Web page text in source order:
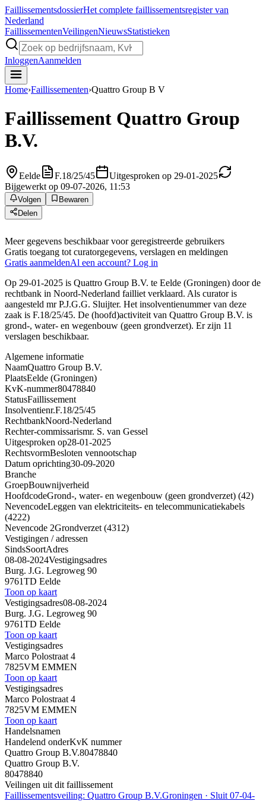
FaillissementsdossierHet complete faillissementsregister van
Nederland
FaillissementenVeilingenNieuwsStatistieken
InloggenAanmelden
Home›Faillissementen›Quattro Group B V
Faillissement Quattro Group
B.V.
Eelde F.18/25/45
Uitgesproken op 29-01-2025
Bijgewerkt op 09-07-2026, 11:53
Volgen
Bewaren
Delen
Meer gegevens beschikbaar voor geregistreerde gebruikers
Gratis toegang tot curatorgegevens, verslagen en meldingen
Gratis aanmeldenAl een account? Log in
Op 29-01-2025 is Quattro Group B.V. te Eelde (Groningen) door de
rechtbank in Noord-Nederland failliet verklaard. Als curator is
aangesteld mr P.J.G.G. Sluijter. Het insolventienummer van deze
zaak is F.18/25/45. De (hoofd)activiteit van Quattro Group B.V. is
grond-, water- en wegenbouw (geen grondverzet). Er zijn 11
verslagen beschikbaar.
Algemene informatie
NaamQuattro Group B.V.
PlaatsEelde (Groningen)
KvK-nummer80478840
StatusFaillissement
Insolventienr.F.18/25/45
RechtbankNoord-Nederland
Rechter-commissarismr. S. van Gessel
Uitgesproken op28-01-2025
RechtsvormBesloten vennootschap
Datum oprichting30-09-2020
Branche
GroepBouwnijverheid
HoofdcodeGrond-, water- en wegenbouw (geen grondverzet) (42)
NevencodeLeggen van elektriciteits- en telecommunicatiekabels
(4222)
Nevencode 2Grondverzet (4312)
Vestigingen / adressen
SindsSoortAdres
08-08-2024Vestigingsadres
Burg. J.G. Legroweg 90
9761TD Eelde
Toon op kaart
Vestigingsadres08-08-2024
Burg. J.G. Legroweg 90
9761TD Eelde
Toon op kaart
Vestigingsadres
Marco Polostraat 4
7825VM EMMEN
Toon op kaart
Vestigingsadres
Marco Polostraat 4
7825VM EMMEN
Toon op kaart
Handelsnamen
Handelend onderKvK nummer
Quattro Group B.V.80478840
Quattro Group B.V.
80478840
Veilingen uit dit faillissement
Faillissementsveiling: Quattro Group B.V.Groningen · Sluit 07-04-